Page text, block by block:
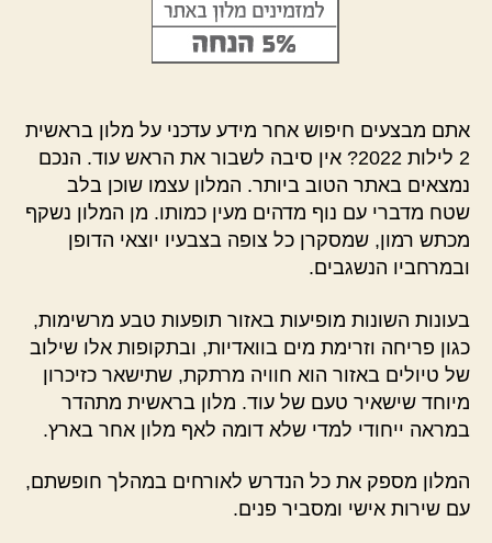
אתם מבצעים חיפוש אחר מידע עדכני על מלון בראשית
2 לילות 2022? אין סיבה לשבור את הראש עוד. הנכם
נמצאים באתר הטוב ביותר. המלון עצמו שוכן בלב
שטח מדברי עם נוף מדהים מעין כמותו. מן המלון נשקף
מכתש רמון, שמסקרן כל צופה בצבעיו יוצאי הדופן
ובמרחביו הנשגבים.
בעונות השונות מופיעות באזור תופעות טבע מרשימות,
כגון פריחה וזרימת מים בוואדיות, ובתקופות אלו שילוב
של טיולים באזור הוא חוויה מרתקת, שתישאר כזיכרון
מיוחד שישאיר טעם של עוד. מלון בראשית מתהדר
במראה ייחודי למדי שלא דומה לאף מלון אחר בארץ.
המלון מספק את כל הנדרש לאורחים במהלך חופשתם,
עם שירות אישי ומסביר פנים.